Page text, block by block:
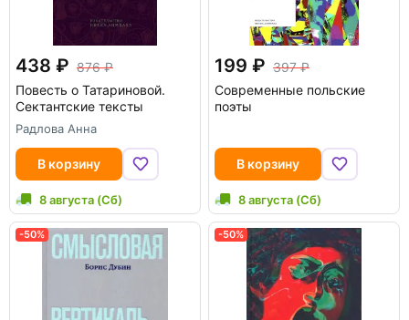
438
876
Повесть о Татариновой.
Сектантские тексты
Радлова Анна
В корзину
8 августа (Сб)
199
397
Современные польские
поэты
В корзину
8 августа (Сб)
-50% -50%